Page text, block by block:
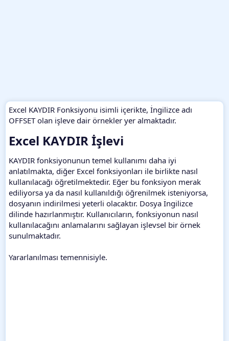
Excel KAYDIR Fonksiyonu isimli içerikte, İngilizce adı
OFFSET olan işleve dair örnekler yer almaktadır.
Excel KAYDIR İşlevi​
KAYDIR fonksiyonunun temel kullanımı daha iyi
anlatılmakta, diğer Excel fonksiyonları ile birlikte nasıl
kullanılacağı öğretilmektedir. Eğer bu fonksiyon merak
ediliyorsa ya da nasıl kullanıldığı öğrenilmek isteniyorsa,
dosyanın indirilmesi yeterli olacaktır. Dosya İngilizce
dilinde hazırlanmıştır. Kullanıcıların, fonksiyonun nasıl
kullanılacağını anlamalarını sağlayan işlevsel bir örnek
sunulmaktadır.
Yararlanılması temennisiyle.